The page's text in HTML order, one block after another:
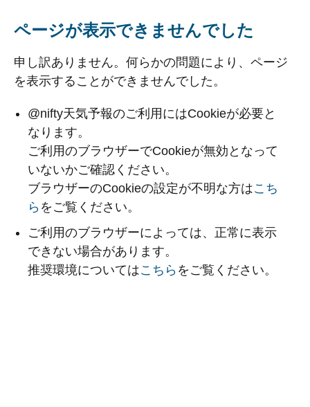
ページが表示できませんでした
申し訳ありません。何らかの問題により、ページ
を表示することができませんでした。
@nifty天気予報のご利用にはCookieが必要と
なります。
ご利用のブラウザーでCookieが無効となって
いないかご確認ください。
ブラウザーのCookieの設定が不明な方はこち
ら をご覧ください。
ご利用のブラウザーによっては、正常に表示
できない場合があります。
推奨環境についてはこちら をご覧ください。